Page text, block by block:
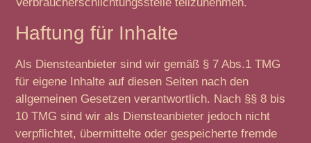
Haftung für Inhalte
Als Diensteanbieter sind wir gemäß § 7 Abs.1 TMG
für eigene Inhalte auf diesen Seiten nach den
allgemeinen Gesetzen verantwortlich. Nach §§ 8 bis
10 TMG sind wir als Diensteanbieter jedoch nicht
verpflichtet, übermittelte oder gespeicherte fremde